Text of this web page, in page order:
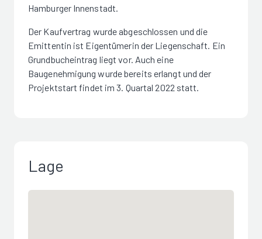
Hamburger Innenstadt.
Der Kaufvertrag wurde abgeschlossen und die
Emittentin ist Eigentümerin der Liegenschaft. Ein
Grundbucheintrag liegt vor. Auch eine
Baugenehmigung wurde bereits erlangt und der
Projektstart findet im 3. Quartal 2022 statt.
Lage